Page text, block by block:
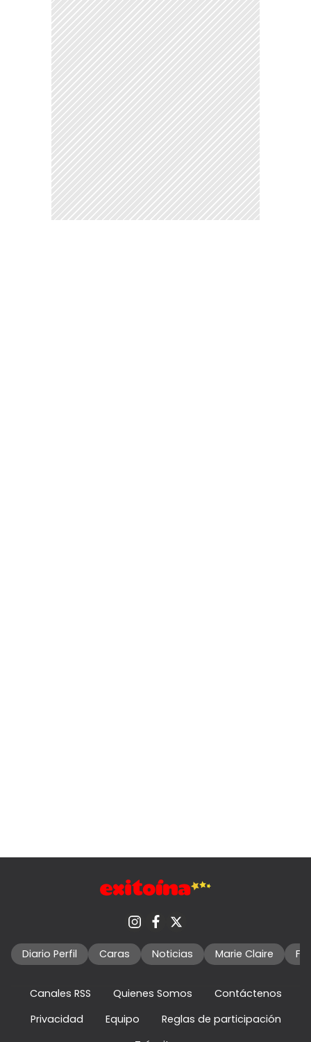
Diario Perfil Caras Noticias Marie Claire
Canales RSS Quienes Somos
Contáctenos
Privacidad
Equipo
Reglas de participación